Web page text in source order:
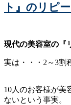
ト』のリピ
現代の美容室の『
実は・・・2～3割
10人のお客様が美
ないという事実。